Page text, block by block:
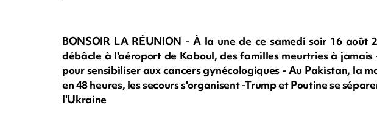
BONSOIR LA RÉUNION - À la une de ce samedi soir 16 août
débâcle à l'aéroport de Kaboul, des familles meurtries à jamais
pour sensibiliser aux cancers gynécologiques - Au Pakistan, la
en 48 heures, les secours s'organisent -Trump et Poutine se
l'Ukraine